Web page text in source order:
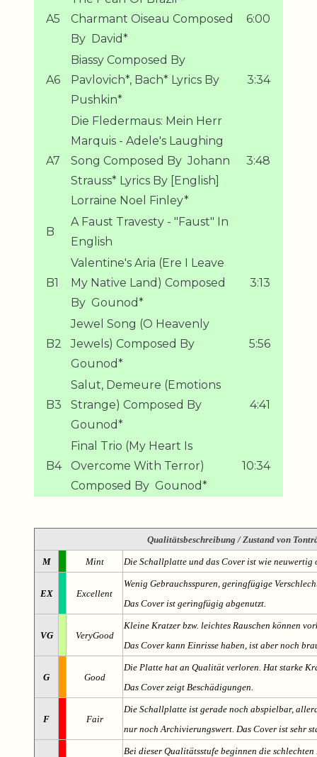
A5
Charmant Oiseau Composed
By  David*
6:00
A6
Biassy Composed By 
Pavlovich*, Bach* Lyrics By 
Pushkin*
3:34
A7
Die Fledermaus: Mein Herr
Marquis - Adele's Laughing
Song Composed By  Johann
Strauss* Lyrics By [English] 
Lorraine Noel Finley*
3:48
B
A Faust Travesty - "Faust" In
English
B1
Valentine's Aria (Ere I Leave
My Native Land) Composed
By  Gounod*
3:13
B2
Jewel Song (O Heavenly
Jewels) Composed By 
Gounod*
5:56
B3
Salut, Demeure (Emotions
Strange) Composed By 
Gounod*
4:41
B4
Final Trio (My Heart Is
Overcome With Terror)
Composed By  Gounod*
10:34
Qualitätsbeschreibung / Zustand von
M Mint Die Schallplatte und das Cover ist wie
EX Excellent
Wenig Gebrauchsspuren, geringfügige
Das Cover ist geringfügig abgenutzt.
VG VeryGood
Kleine Kratzer bzw. leichtes Rauschen können
Das Cover kann Einrisse haben, ist aber noch
G Good
Die Platte hat an Qualität verloren. Hat starke
Das Cover zeigt Beschädigungen.
F Fair
Die Schallplatte ist gerade noch abspielbar,
nur noch Archivierungswert. Das Cover ist sehr
Bei dieser Qualitätsstufe beginnen die